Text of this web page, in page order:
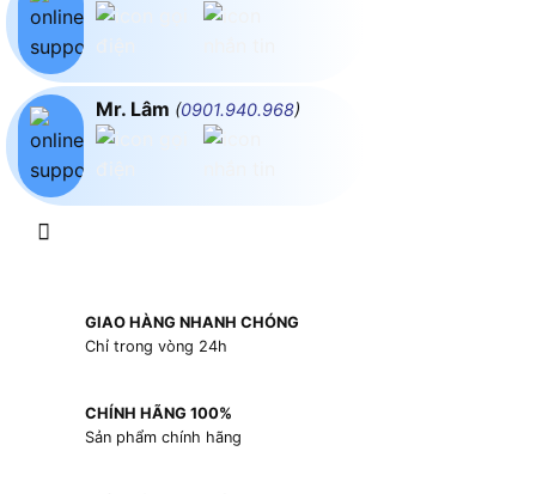
Mr. Lâm (0901.940.968)
GIAO HÀNG NHANH CHÓNG
Chỉ trong vòng 24h
CHÍNH HÃNG 100%
Sản phẩm chính hãng